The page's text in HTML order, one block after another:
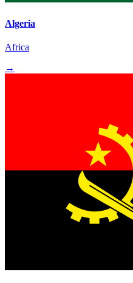
Algeria
Africa
→